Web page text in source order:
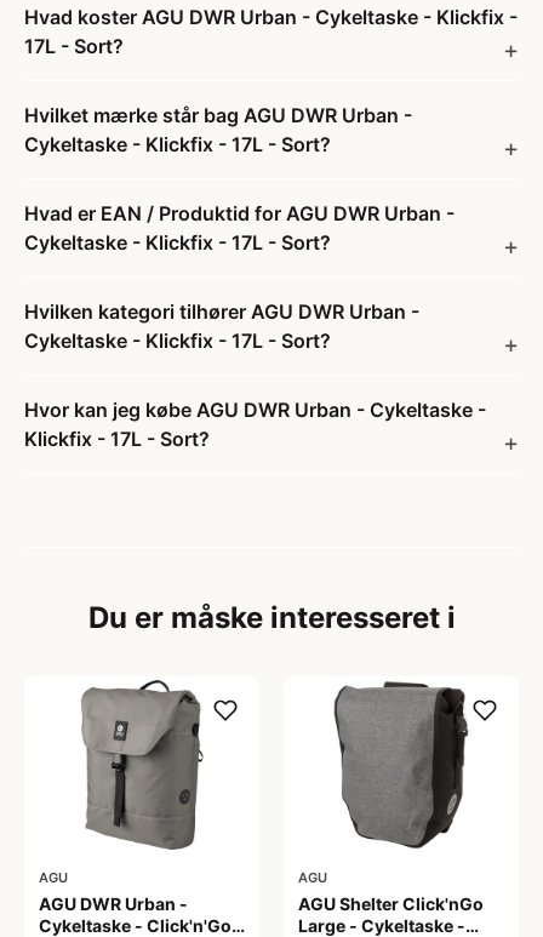
Hvad koster AGU DWR Urban - Cykeltaske - Klickfix -
17L - Sort?
Hvilket mærke står bag AGU DWR Urban -
Cykeltaske - Klickfix - 17L - Sort?
Hvad er EAN / Produktid for AGU DWR Urban -
Cykeltaske - Klickfix - 17L - Sort?
Hvilken kategori tilhører AGU DWR Urban -
Cykeltaske - Klickfix - 17L - Sort?
Hvor kan jeg købe AGU DWR Urban - Cykeltaske -
Klickfix - 17L - Sort?
Du er måske interesseret i
AGU
AGU DWR Urban -
Cykeltaske - Click'n'Go -
AGU
AGU Shelter Click'nGo
Large - Cykeltaske -